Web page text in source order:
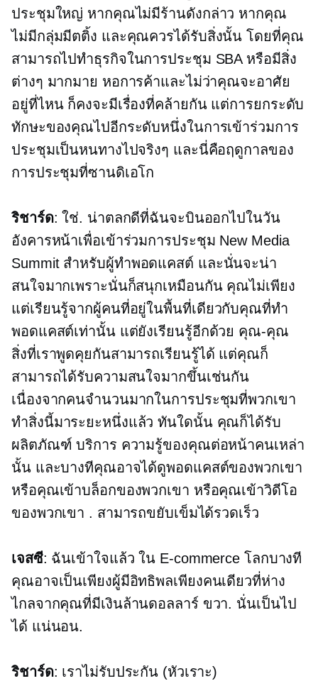
ประชุมใหญ่ หากคุณไม่มีร้านดังกล่าว หากคุณ
ไม่มีกลุ่มมีตติ้ง และคุณควรได้รับสิ่งนั้น โดยที่คุณ
สามารถไปทำธุรกิจในการประชุม SBA หรือมีสิ่ง
ต่างๆ มากมาย หอการค้าและไม่ว่าคุณจะอาศัย
อยู่ที่ไหน ก็คงจะมีเรื่องที่คล้ายกัน แต่การยกระดับ
ทักษะของคุณไปอีกระดับหนึ่งในการเข้าร่วมการ
ประชุมเป็นหนทางไปจริงๆ และนี่คือฤดูกาลของ
การประชุมที่ซานดิเอโก
ริชาร์ด: ใช่. น่าตลกดีที่ฉันจะบินออกไปในวัน
อังคารหน้าเพื่อเข้าร่วมการประชุม New Media
Summit สำหรับผู้ทำพอดแคสต์ และนั่นจะน่า
สนใจมากเพราะนั่นก็สนุกเหมือนกัน คุณไม่เพียง
แต่เรียนรู้จากผู้คนที่อยู่ในพื้นที่เดียวกับคุณที่ทำ
พอดแคสต์เท่านั้น แต่ยังเรียนรู้อีกด้วย คุณ-คุณ
สิ่งที่เราพูดคุยกันสามารถเรียนรู้ได้ แต่คุณก็
สามารถได้รับความสนใจมากขึ้นเช่นกัน
เนื่องจากคนจำนวนมากในการประชุมที่พวกเขา
ทำสิ่งนี้มาระยะหนึ่งแล้ว ทันใดนั้น คุณก็ได้รับ
ผลิตภัณฑ์ บริการ ความรู้ของคุณต่อหน้าคนเหล่า
นั้น และบางทีคุณอาจได้ดูพอดแคสต์ของพวกเขา
หรือคุณเข้าบล็อกของพวกเขา หรือคุณเข้าวิดีโอ
ของพวกเขา . สามารถขยับเข็มได้รวดเร็ว
เจสซี: ฉันเข้าใจแล้ว ใน E-commerce โลกบางที
คุณอาจเป็นเพียงผู้มีอิทธิพลเพียงคนเดียวที่ห่าง
ไกลจากคุณที่มีเงินล้านดอลลาร์ ขวา. นั่นเป็นไป
ได้ แน่นอน.
ริชาร์ด: เราไม่รับประกัน (หัวเราะ)